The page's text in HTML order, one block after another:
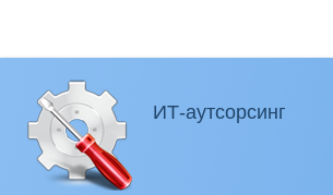
ИТ-аутсорсинг